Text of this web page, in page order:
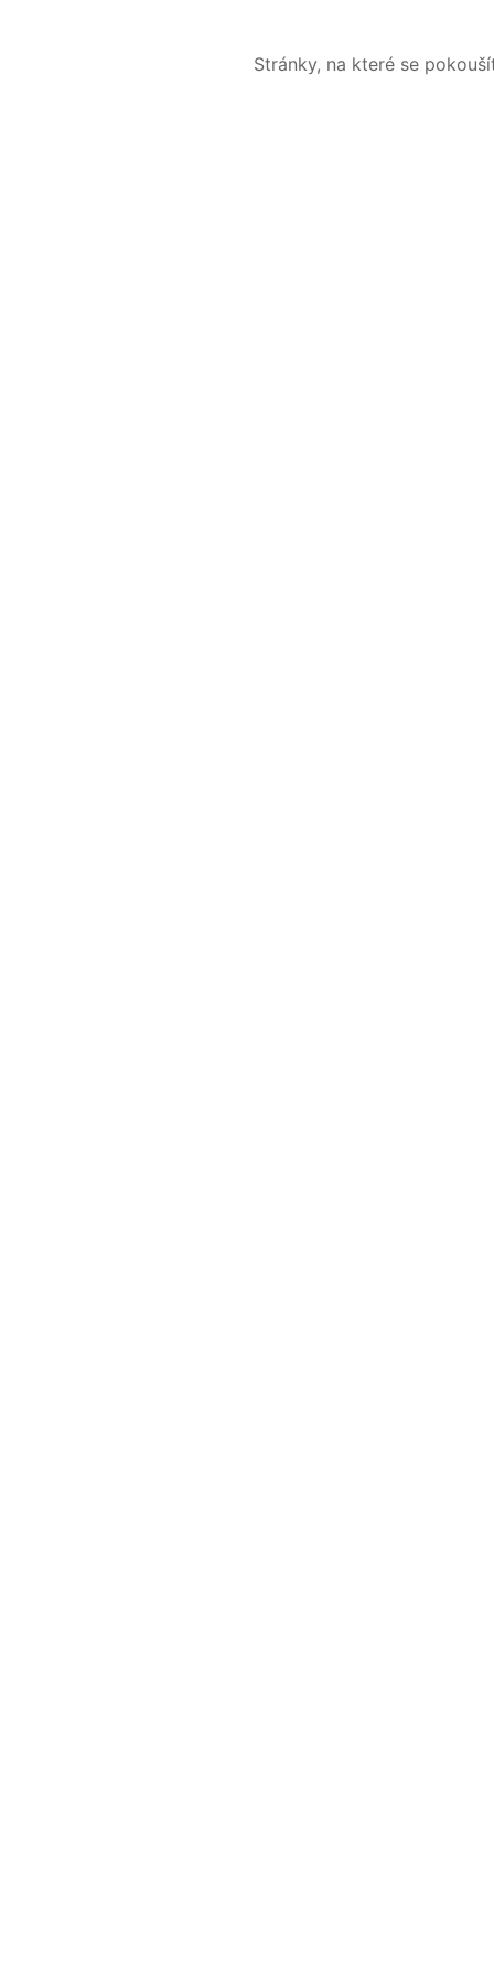
Stránky, na které se